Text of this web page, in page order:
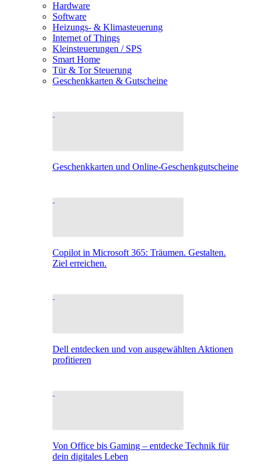
Hardware
Software
Heizungs- & Klimasteuerung
Internet of Things
Kleinsteuerungen / SPS
Smart Home
Tür & Tor Steuerung
Geschenkkarten & Gutscheine
Geschenkkarten und Online-Geschenkgutscheine
Copilot in Microsoft 365: Träumen. Gestalten.
Ziel erreichen.
Dell entdecken und von ausgewählten Aktionen
profitieren
Von Office bis Gaming – entdecke Technik für
dein digitales Leben